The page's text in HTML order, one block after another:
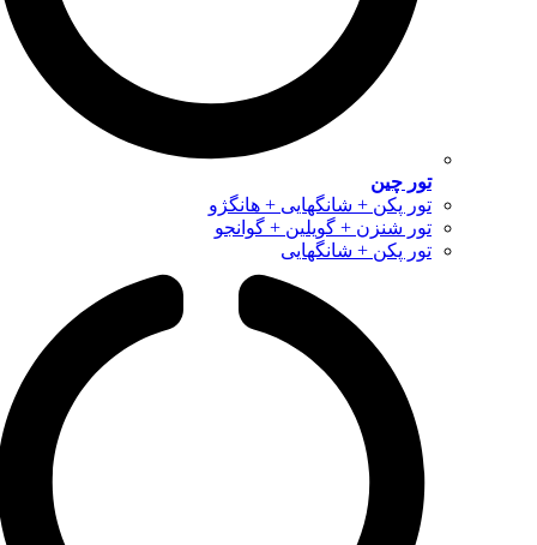
تور چین
تور پکن + شانگهایی + هانگژو
تور شنزن + گویلین + گوانجو
تور پکن + شانگهایی